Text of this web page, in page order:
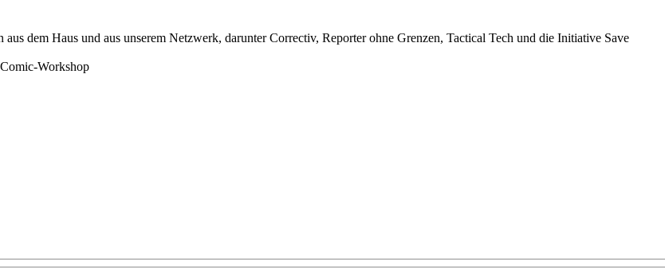
dem Haus und aus unserem Netzwerk, darunter Correctiv, Reporter ohne Grenzen, Tactical Tech und die Initiative Save
Workshop